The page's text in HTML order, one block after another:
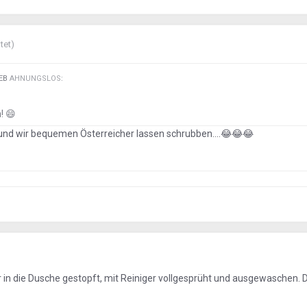
AHNUNGSLOS:
😄
wir bequemen Österreicher lassen schrubben.... 😂😂😂
die Dusche gestopft, mit Reiniger vollgesprüht und ausgewaschen.